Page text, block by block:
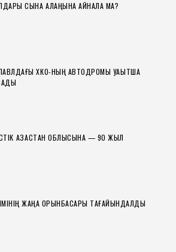
СЫНАҚ АЛАҢЫНА АЙНАЛА МА?
ХҚКО-НЫҢ АВТОДРОМЫ УАҚЫТША
ҚАЗАҚСТАН ОБЛЫСЫНА — 90 ЖЫЛ
ЖАҢА ОРЫНБАСАРЫ ТАҒАЙЫНДАЛДЫ